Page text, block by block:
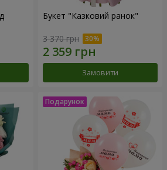
Букет "Казковий ранок"
3 370 грн
Замовити